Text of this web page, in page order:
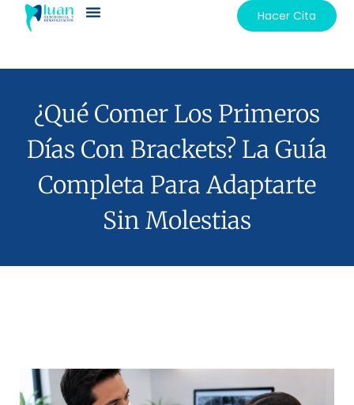
Hacer Cita
¿Qué Comer Los Primeros
Días Con Brackets? La Guía
Completa Para Adaptarte
Sin Molestias